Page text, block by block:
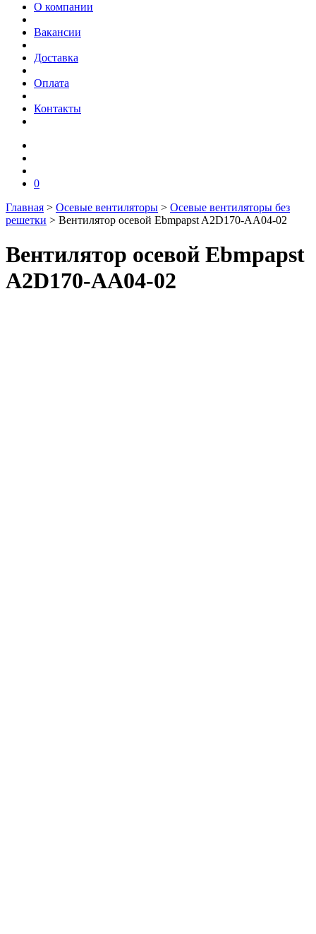
О компании
Вакансии
Доставка
Оплата
Контакты
0
Главная > Осевые вентиляторы > Осевые вентиляторы без
решетки > Вентилятор осевой Ebmpapst A2D170-AA04-02
Вентилятор осевой Ebmpapst
A2D170-AA04-02